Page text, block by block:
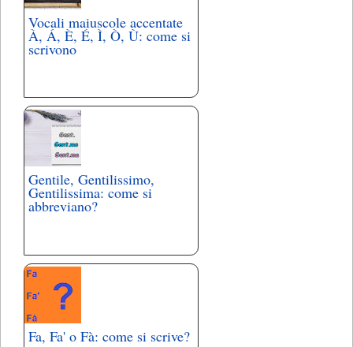
Vocali maiuscole accentate
À, Á, È, É, Ì, Ò, Ù: come si
scrivono
Gentile, Gentilissimo,
Gentilissima: come si
abbreviano?
Fa, Fa' o Fà: come si scrive?